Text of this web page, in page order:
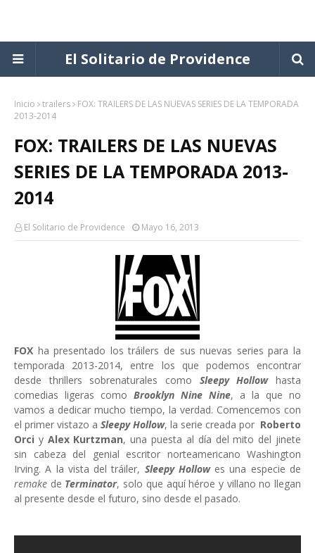
El Solitario de Providence
Inicio trailers
FOX: TRAILERS DE LAS NUEVAS SERIES DE LA TEMPORADA
2013-2014
FOX: TRAILERS DE LAS NUEVAS
SERIES DE LA TEMPORADA 2013-
2014
El Solitario de Providence Mayo 16, 2013
FOX ha presentado los tráilers de sus nuevas series para la
temporada 2013-2014, entre los que podemos encontrar
desde thrillers sobrenaturales como Sleepy Hollowhasta
comedias ligeras como Brooklyn Nine Nine, a la que no
vamos a dedicar mucho tiempo, la verdad. Comencemos con
el primer vistazo a Sleepy Hollow, la serie creada por Roberto
Orci y Alex Kurtzman, una puesta al día del mito del jinete
sin cabeza del genial escritor norteamericano Washington
Irving. A la vista del tráiler, Sleepy Hollowes una especie de
remake de Terminator, solo que aquí héroe y villano no llegan
al presente desde el futuro, sino desde el pasado.